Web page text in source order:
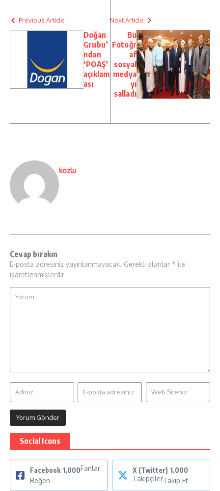
Previous Article
Doğan
Grubu’
ndan
‘POAŞ’
açıklam
ası
Next Article
Bu
Fotoğr
af
sosyal
medya
yı
salladı
kozlu
Cevap bırakın
E-posta adresiniz yayınlanmayacak. Gerekli alanlar * ile
işaretlenmişlerdir
Social Icons
Facebook 1,000Fanlar
Beğen
X (Twitter) 1,000
TakipçilerTakip Et